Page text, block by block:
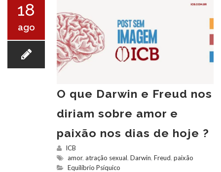
18
ago
O que Darwin e Freud nos
diriam sobre amor e
paixão nos dias de hoje ?
ICB
amor, atração sexual, Darwin, Freud, paixão
Equilíbrio Psíquico